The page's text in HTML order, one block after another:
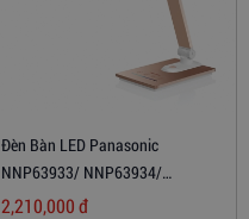
Đèn Bàn LED Panasonic
NNP63933/ NNP63934/
NNP63935
2,210,000đ